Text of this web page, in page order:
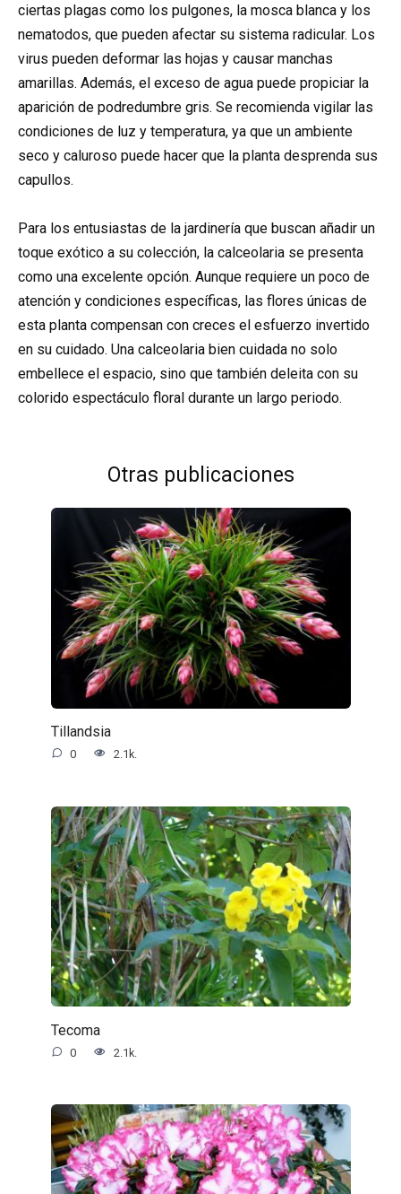
ciertas plagas como los pulgones, la mosca blanca y los
nematodos, que pueden afectar su sistema radicular. Los
virus pueden deformar las hojas y causar manchas
amarillas. Además, el exceso de agua puede propiciar la
aparición de podredumbre gris. Se recomienda vigilar las
condiciones de luz y temperatura, ya que un ambiente
seco y caluroso puede hacer que la planta desprenda sus
capullos.
Para los entusiastas de la jardinería que buscan añadir un
toque exótico a su colección, la calceolaria se presenta
como una excelente opción. Aunque requiere un poco de
atención y condiciones específicas, las flores únicas de
esta planta compensan con creces el esfuerzo invertido
en su cuidado. Una calceolaria bien cuidada no solo
embellece el espacio, sino que también deleita con su
colorido espectáculo floral durante un largo periodo.
Otras publicaciones
Tillandsia
0 2.1k.
Tecoma
0 2.1k.